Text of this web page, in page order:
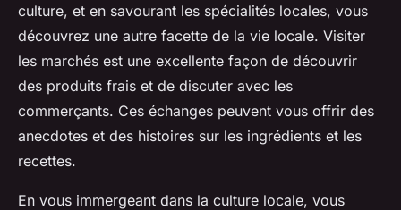
culture, et en savourant les spécialités locales, vous
découvrez une autre facette de la vie locale. Visiter
les marchés est une excellente façon de découvrir
des produits frais et de discuter avec les
commerçants. Ces échanges peuvent vous offrir des
anecdotes et des histoires sur les ingrédients et les
recettes.
En vous immergeant dans la culture locale, vous